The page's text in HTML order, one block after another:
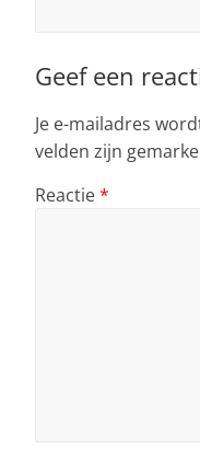
Geef een
Je e-mailadres
velden zijn
Reactie*